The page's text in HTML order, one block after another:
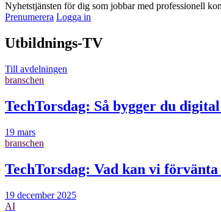
Nyhetstjänsten för dig som jobbar med professionell
Prenumerera Logga in
Utbildnings-TV
Till avdelningen
branschen
TechTorsdag: Så bygger du
19 mars
branschen
TechTorsdag: Vad kan vi förvänta
19 december 2025
AI